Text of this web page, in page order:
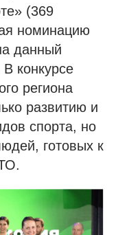
(369
номинацию
данный
конкурсе
региона
развитию и
спорта, но
готовых к